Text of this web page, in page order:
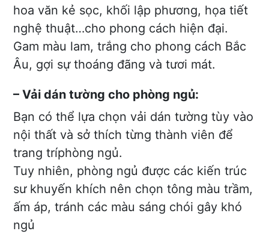
hoa văn kẻ sọc, khối lập phương, họa tiết
nghệ thuật…cho phong cách hiện đại.
Gam màu lam, trắng cho phong cách Bắc
Âu, gợi sự thoáng đãng và tươi mát.
– Vải dán tường cho phòng ngủ:
Bạn có thể lựa chọn vải dán tường tùy vào
nội thất và sở thích từng thành viên để
trang tríphòng ngủ.
Tuy nhiên, phòng ngủ được các kiến trúc
sư khuyến khích nên chọn tông màu trầm,
ấm áp, tránh các màu sáng chói gây khó
ngủ